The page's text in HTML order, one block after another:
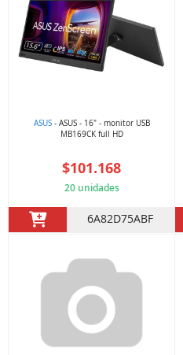
ASUS- ASUS - 16" - monitor USB
MB169CK full HD
$101.168
20 unidades
6A82D75ABF